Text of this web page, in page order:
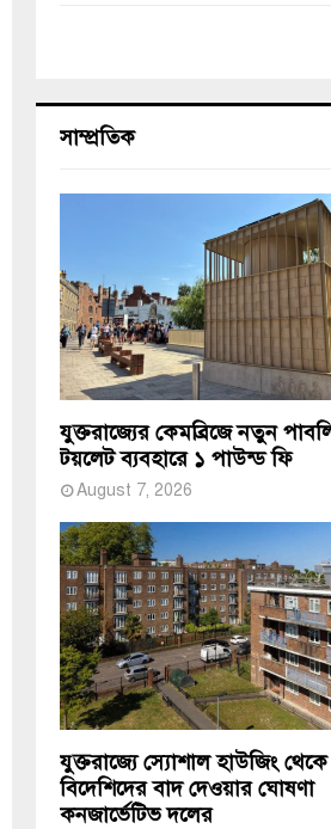
সাম্প্রতিক
যুক্তরাজ্যের কেমব্রিজে নতুন
টয়লেট ব্যবহারে ১ পাউন্ড ফি
August 7, 2026
যুক্তরাজ্যে স্যোশাল হাউজিং থেকে
বিদেশিদের বাদ দেওয়ার ঘোষণা
কনজার্ভেটিভ দলের